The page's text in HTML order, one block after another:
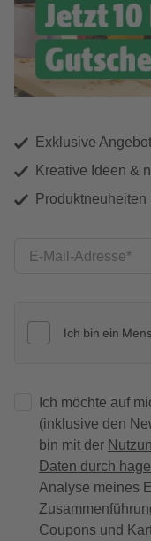
Exklusive
Kreative Ideen &
E-Mail-Adresse
Ich möchte auf
(inklusive den
bin mit der
Daten durch
Analyse meines
Coupons und